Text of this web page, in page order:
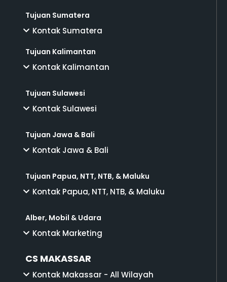
Tujuan Sumatera
Kontak Sumatera
Tujuan Kalimantan
Kontak Kalimantan
Tujuan Sulawesi
Kontak Sulawesi
Tujuan Jawa & Bali
Kontak Jawa & Bali
Tujuan Papua, NTT, NTB, & Maluku
Kontak Papua, NTT, NTB, & Maluku
Alber, Mobil & Udara
Kontak Marketing
CS MAKASSAR
Kontak Makassar - All Wilayah